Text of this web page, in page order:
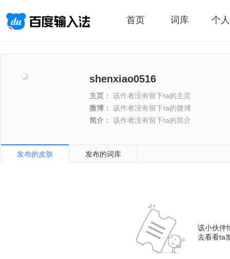
首页 词库 个
shenxiao0516
主页： 该作者没有留下ta的主页
微博： 该作者没有留下ta的微博
简介： 该作者没有留下ta的简介
发布的皮肤 发布的词库
该小伙伴
去看看ta